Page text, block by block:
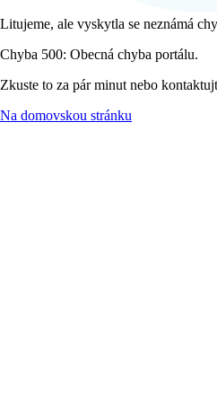
Litujeme, ale vyskytla se neznámá
Chyba 500: Obecná chyba portálu.
Zkuste to za pár minut nebo
Na domovskou stránku